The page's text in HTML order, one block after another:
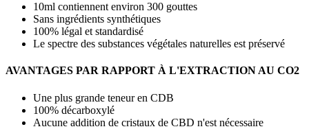
10ml contiennent environ 300 gouttes
Sans ingrédients synthétiques
100% légal et standardisé
Le spectre des substances végétales naturelles est préservé
AVANTAGES PAR RAPPORT À L'EXTRACTION AU CO2
Une plus grande teneur en CDB
100% décarboxylé
Aucune addition de cristaux de CBD n'est nécessaire